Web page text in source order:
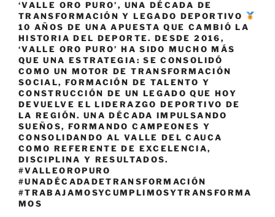
‘VALLE ORO PURO’, UNA DÉCADA DE
TRANSFORMACIÓN Y LEGADO DEPORTIVO
10 AÑOS DE UNA APUESTA QUE CAMBIÓ LA
HISTORIA DEL DEPORTE. DESDE 2016,
‘VALLE ORO PURO’ HA SIDO MUCHO MÁS
QUE UNA ESTRATEGIA: SE CONSOLIDÓ
COMO UN MOTOR DE TRANSFORMACIÓN
SOCIAL, FORMACIÓN DE TALENTO Y
CONSTRUCCIÓN DE UN LEGADO QUE HOY
DEVUELVE EL LIDERAZGO DEPORTIVO DE
LA REGIÓN. UNA DÉCADA IMPULSANDO
SUEÑOS, FORMANDO CAMPEONES Y
CONSOLIDANDO AL VALLE DEL CAUCA
COMO REFERENTE DE EXCELENCIA,
DISCIPLINA Y RESULTADOS.
#VALLEOROPURO
#UNADÉCADADETRANSFORMACIÓN
#TRABAJAMOSYCUMPLIMOSYTRANSFORMA
MOS